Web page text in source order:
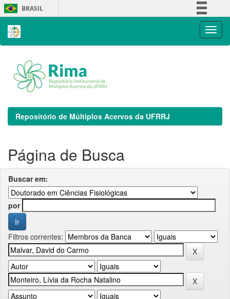
Skip
navigation
BRASIL
Repositório de Múltiplos Acervos da UFRRJ
Página de Busca
Buscar em:
por
Filtros correntes: